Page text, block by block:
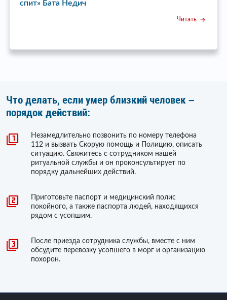
спит» Бата Недич
Читать
Что делать, если умер близкий человек –
порядок действий:
Незамедлительно позвонить по номеру телефона
112 и вызвать Скорую помощь и Полицию, описать
ситуацию. Свяжитесь с сотрудником нашей
ритуальной службы и он проконсультирует по
порядку дальнейших действий.
Приготовьте паспорт и медицинский полис
покойного, а также паспорта людей, находящихся
рядом с усопшим.
После приезда сотрудника службы, вместе с ним
обсудите перевозку усопшего в морг и организацию
похорон.